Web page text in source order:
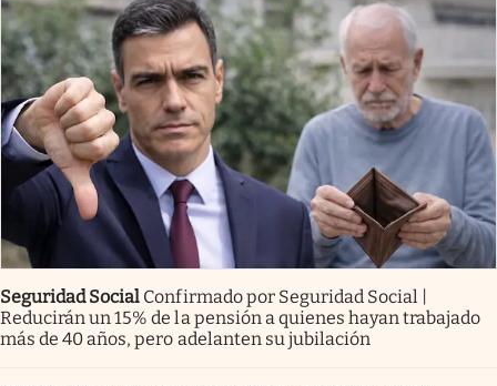
Seguridad Social Confirmado por Seguridad Social |
Reducirán un 15% de la pensión a quienes hayan trabajado
más de 40 años, pero adelanten su jubilación